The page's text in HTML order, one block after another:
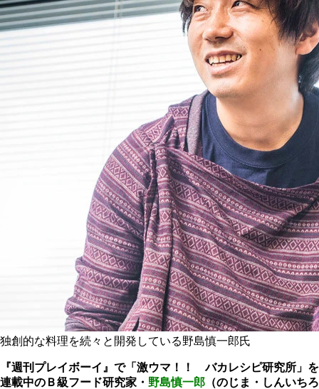
独創的な料理を続々と開発している野島慎一郎氏
『週刊プレイボーイ』で「激ウマ！！ バカレシピ研究所」を
連載中のＢ級フード研究家・ 野島慎一郎 （のじま・しんいちろ